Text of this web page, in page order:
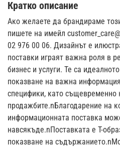
Кратко описание
Ако желаете да брандираме
пишете на имейл
02 976 00 06. Дизайнът е
поставки играят важна роля в
бизнес и услуги. Те са
показване на важна
специфики, като същевременно
продажбите.nБлагодарение на
информационната поставка
навсякъде.nПоставката е T-
показване на